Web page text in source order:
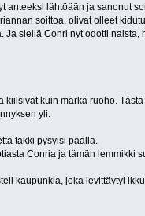
anteeksi lähtöään ja sanonut
soittoa, olivat olleet
siellä Conri nyt odotti naista,
kuin märkä ruoho.
yli.
takki pysyisi päällä.
Conria ja tämän
kaupunkia, joka levittäytyi